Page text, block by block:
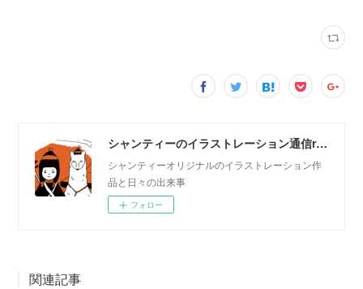
シャンティーのイラストレーション通信rararashanty
シャンティーオリジナルのイラストレーション作
品と日々の出来事
フォロー
関連記事